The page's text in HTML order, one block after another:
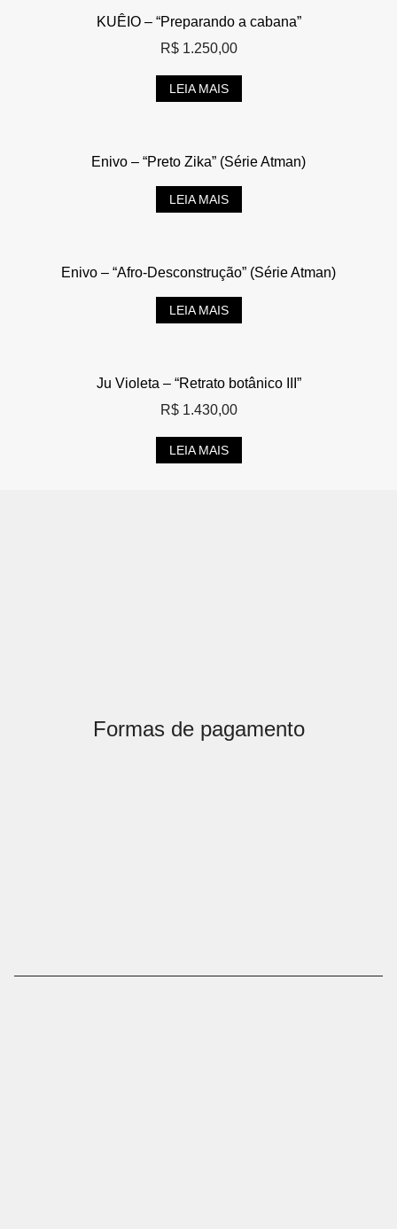
KUÊIO – “Preparando a cabana”
R$1.250,00
LEIA MAIS
Enivo – “Preto Zika” (Série Atman)
LEIA MAIS
Enivo – “Afro-Desconstrução” (Série Atman)
LEIA MAIS
Ju Violeta – “Retrato botânico III”
R$1.430,00
LEIA MAIS
Formas de pagamento